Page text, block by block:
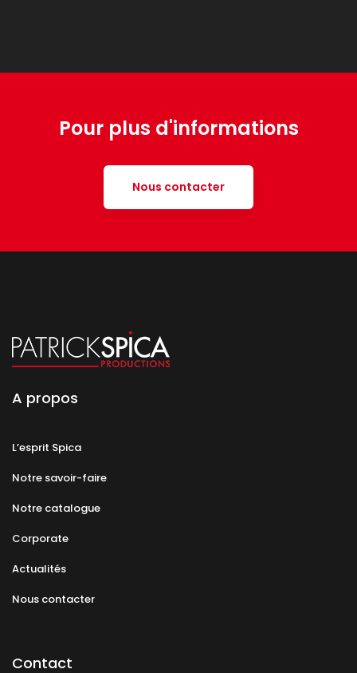
Pour plus d'informations
Nous contacter
A propos
L’esprit Spica
Notre savoir-faire
Notre catalogue
Corporate
Actualités
Nous contacter
Contact